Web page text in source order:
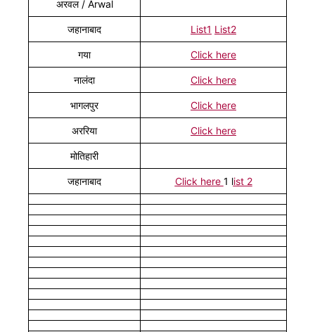
अरवल / Arwal
जहानाबाद List1 List2
गया Click here
नालंदा Click here
भागलपुर Click here
अररिया Click here
मोतिहारी
जहानाबाद Click here 1 list 2